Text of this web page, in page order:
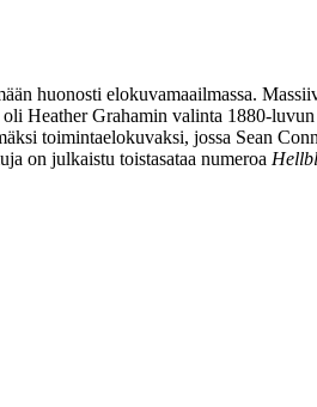
huonosti elokuvamaailmassa.
oli Heather Grahamin valinta
toimintaelokuvaksi, jossa Sean
on julkaistu toistasataa numeroa